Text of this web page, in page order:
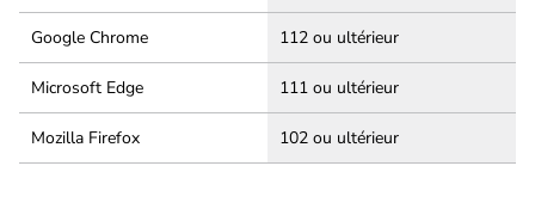
Google Chrome 112 ou ultérieur
Microsoft Edge 111 ou ultérieur
Mozilla Firefox 102 ou ultérieur